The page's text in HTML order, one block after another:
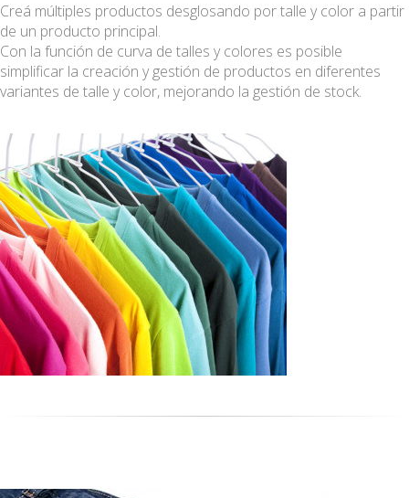
Creá múltiples productos desglosando por talle y color a partir
de un producto principal.
Con la función de curva de talles y colores es posible
simplificar la creación y gestión de productos en diferentes
variantes de talle y color, mejorando la gestión de stock.